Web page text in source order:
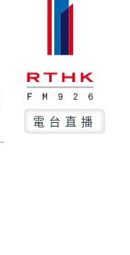
電台直播